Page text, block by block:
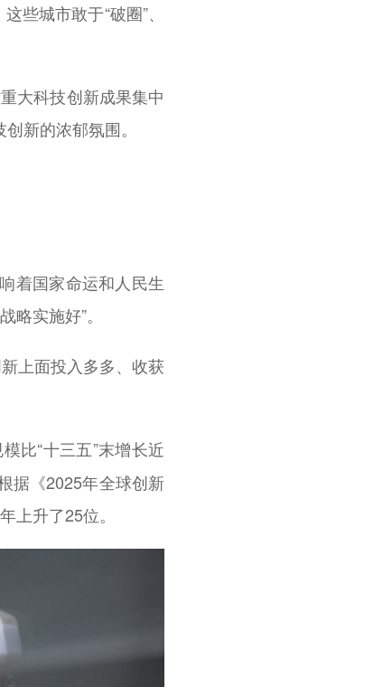
些城市敢于“破圈”、
大科技创新成果集中
新的浓郁氛围。
着国家命运和人民生
实施好”。
上面投入多多、收获
比“十三五”末增长近
据《2025年全球创新
上升了25位。